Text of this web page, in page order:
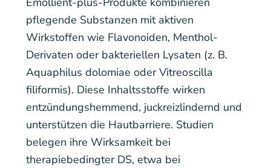
pflegende Substanzen mit aktiven
Wirkstoffen wie Flavonoiden, Menthol-
Derivaten oder bakteriellen Lysaten (z. B.
Aquaphilus dolomiae oder Vitreoscilla
filiformis). Diese Inhaltsstoffe wirken
entzündungshemmend, juckreizlindernd und
unterstützen die Hautbarriere. Studien
belegen ihre Wirksamkeit bei
therapiebedingter DS, etwa bei